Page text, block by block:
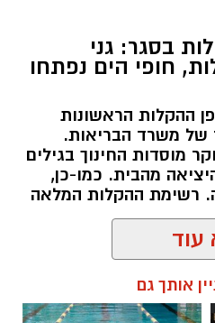
בסגר: גני
חופי הים נפתחו
ההקלות הראשונות
של משרד הבריאות.
מוסדות החינוך בגילים
היציאה מהבית. כמו-כן,
רשימת ההקלות המלאה
עוד
אותך גם